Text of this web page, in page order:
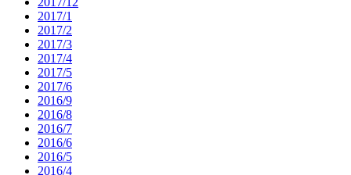
2017/1
2017/2
2017/3
2017/4
2017/5
2017/6
2016/9
2016/8
2016/7
2016/6
2016/5
2016/4